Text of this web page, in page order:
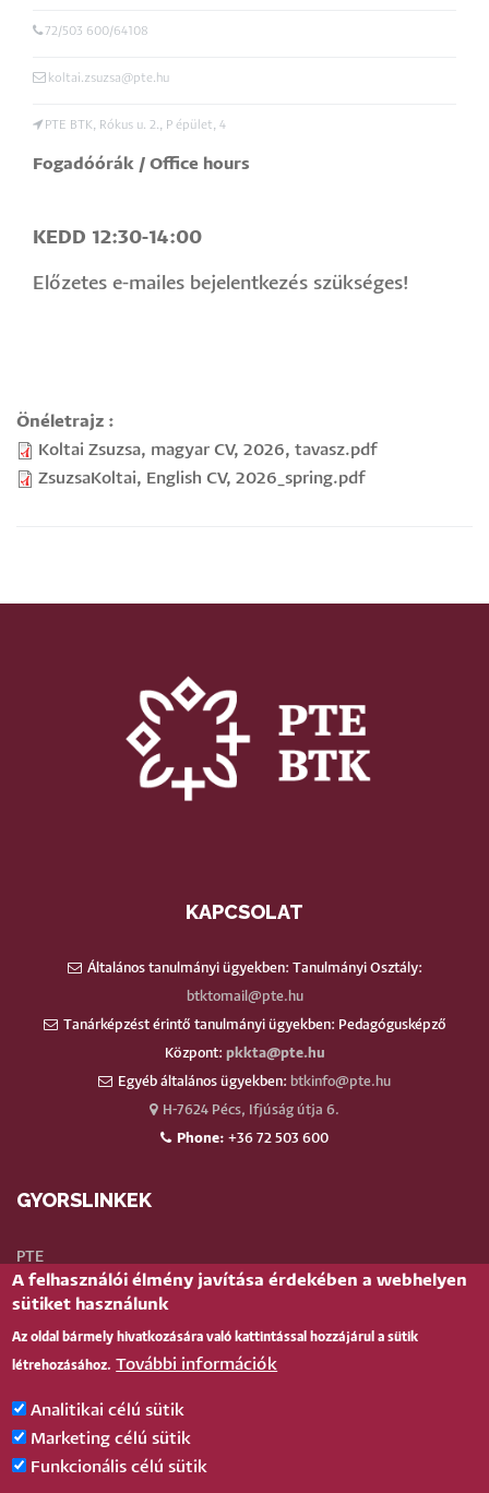
72/503 600/64108
koltai.zsuzsa@pte.hu
PTE BTK, Rókus u. 2., P épület, 4
Fogadóórák / Office hours
KEDD 12:30-14:00
Előzetes e-mailes bejelentkezés szükséges!
Önéletrajz
Koltai Zsuzsa, magyar CV, 2026, tavasz.pdf
ZsuzsaKoltai, English CV, 2026_spring.pdf
KAPCSOLAT
Általános tanulmányi ügyekben: Tanulmányi Osztály:
btktomail@pte.hu
Tanárképzést érintő tanulmányi ügyekben: Pedagógusképző
Központ: pkkta@pte.hu
Egyéb általános ügyekben: btkinfo@pte.hu
H-7624 Pécs, Ifjúság útja 6.
Phone: +36 72 503 600
GYORSLINKEK
PTE
Neptun
Telefonkönyv
Teams
TÉR(oktatói)
BELÉPÉS
Bejelentkezés
A felhasználói élmény javítása érdekében a webhelyen
sütiket használunk
Az oldal bármely hivatkozására való kattintással hozzájárul a sütik
létrehozásához. További információk
Analitikai célú sütik
Marketing célú sütik
Funkcionális célú sütik